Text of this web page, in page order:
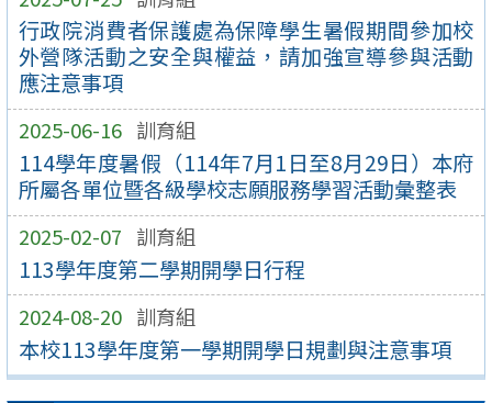
行政院消費者保護處為保障學生暑假期間參加校
外營隊活動之安全與權益，請加強宣導參與活動
應注意事項
2025-06-16 訓育組
114學年度暑假（114年7月1日至8月29日）本府
所屬各單位暨各級學校志願服務學習活動彙整表
2025-02-07 訓育組
113學年度第二學期開學日行程
2024-08-20 訓育組
本校113學年度第一學期開學日規劃與注意事項